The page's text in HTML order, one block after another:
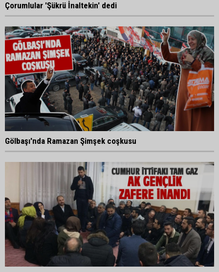
Çorumlular 'Şükrü İnaltekin' dedi
Gölbaşı'nda Ramazan Şimşek coşkusu